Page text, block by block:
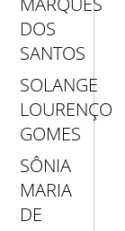
DOS
SANTOS
SOLANGE
LOURENÇO
GOMES
SÔNIA
MARIA
DE